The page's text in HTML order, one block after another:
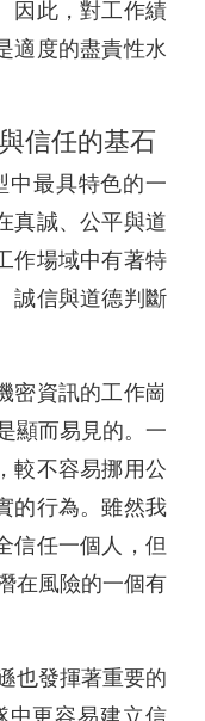
因此，對工作績
適度的盡責性水
信任的基石
中最具特色的一
真誠、公平與道
作場域中有著特
誠信與道德判斷
密資訊的工作崗
顯而易見的。一
較不容易挪用公
的行為。雖然我
信任一個人，但
在風險的一個有
也發揮著重要的
中更容易建立信